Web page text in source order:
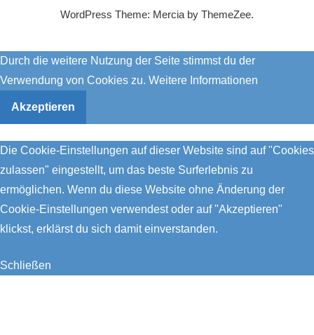
WordPress Theme: Mercia by ThemeZee.
Durch die weitere Nutzung der Seite stimmst du der
Verwendung von Cookies zu. Weitere Informationen
Akzeptieren
Die Cookie-Einstellungen auf dieser Website sind auf "Cookies
zulassen" eingestellt, um das beste Surferlebnis zu
ermöglichen. Wenn du diese Website ohne Änderung der
Cookie-Einstellungen verwendest oder auf "Akzeptieren"
klickst, erklärst du sich damit einverstanden.
Schließen